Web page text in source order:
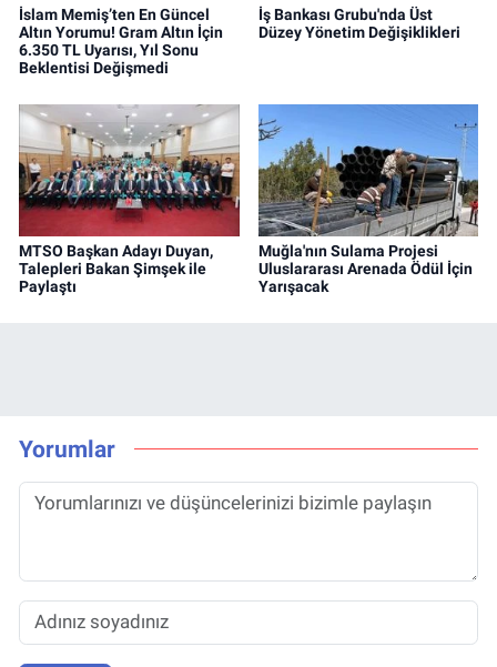
İslam Memiş’ten En Güncel
Altın Yorumu! Gram Altın İçin
6.350 TL Uyarısı, Yıl Sonu
Beklentisi Değişmedi
İş Bankası Grubu'nda Üst
Düzey Yönetim Değişiklikleri
MTSO Başkan Adayı Duyan,
Talepleri Bakan Şimşek ile
Paylaştı
Muğla'nın Sulama Projesi
Uluslararası Arenada Ödül İçin
Yarışacak
Yorumlar